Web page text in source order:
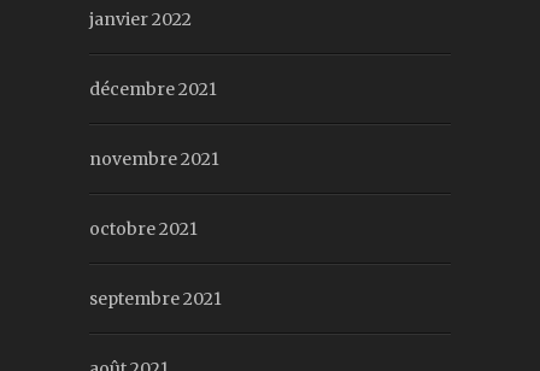
janvier 2022
décembre 2021
novembre 2021
octobre 2021
septembre 2021